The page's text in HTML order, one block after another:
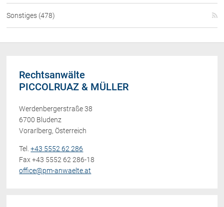
Sonstiges (478)
Rechtsanwälte
PICCOLRUAZ & MÜLLER
Werdenbergerstraße 38
6700 Bludenz
Vorarlberg, Österreich
Tel.+43 5552 62 286
Fax +43 5552 62 286-18
office@pm-anwaelte.at